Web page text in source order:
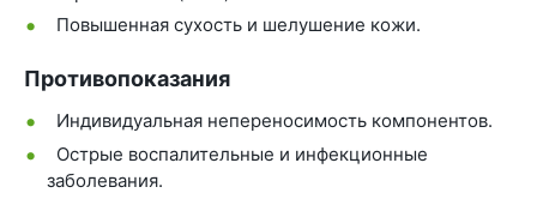
Повышенная сухость и шелушение кожи.
Противопоказания
Индивидуальная непереносимость компонентов.
Острые воспалительные и инфекционные
заболевания.